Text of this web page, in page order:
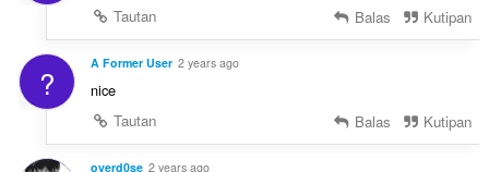
Tautan
Balas Kutipan
? A Former User 2 years ago
nice
Tautan
Balas Kutipan
overd0se 2 years ago